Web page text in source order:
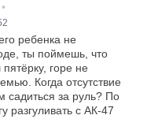
•
ребенка не
ты поймешь, что
горе не
Когда отсутствие
за руль? По
разгуливать с АК-47